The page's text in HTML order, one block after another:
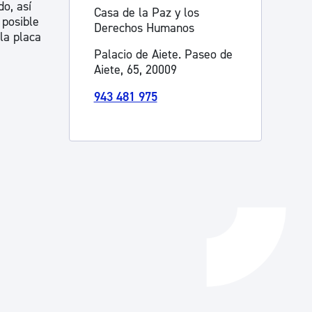
Catálogo de trámites
Ayuda a la tramitación
así
placa
Casa de la Paz y los
Derechos Humanos
Palacio de Aiete. Paseo de
Aiete, 65, 20009
943 481 975